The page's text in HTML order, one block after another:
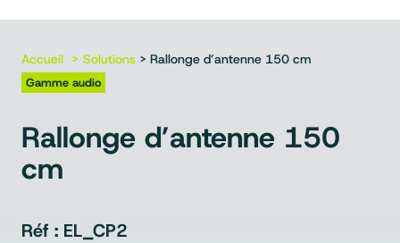
Accueil Solutions > Rallonge d’antenne 150 cm
Gamme audio
Rallonge d’antenne 150
cm
EL_CP2